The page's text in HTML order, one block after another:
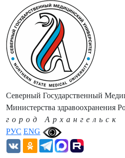
РУС ENG
Северный Государственный
Министерства здравоохранения
город Архангельск